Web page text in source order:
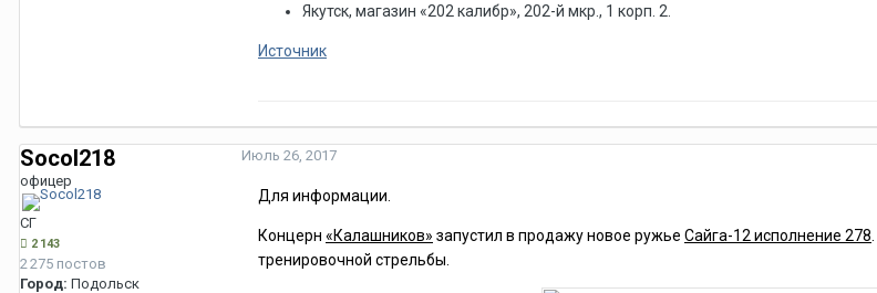
Якутск, магазин «202 калибр», 202-й мкр., 1 корп. 2.
Источник
Socol218
офицер
СГ
2 143
2 275 постов
Город: Подольск
Июль 26, 2017
Для информации.
Концерн «Калашников» запустил в продажу новое ружье Сайга-12 исполнение 278
тренировочной стрельбы.